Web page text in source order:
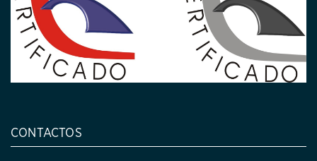
CONTACTOS